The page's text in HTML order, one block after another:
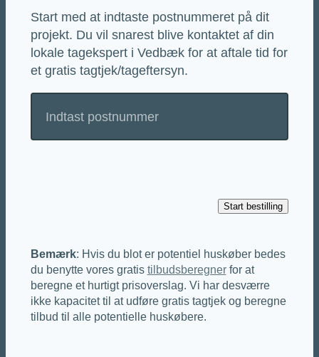
Start med at indtaste postnummeret på dit
projekt. Du vil snarest blive kontaktet af din
lokale tagekspert i Vedbæk for at aftale tid for
et gratis tagtjek/tageftersyn.
Bemærk: Hvis du blot er potentiel huskøber bedes
du benytte vores gratis tilbudsberegnerfor at
beregne et hurtigt prisoverslag. Vi har desværre
ikke kapacitet til at udføre gratis tagtjek og beregne
tilbud til alle potentielle huskøbere.